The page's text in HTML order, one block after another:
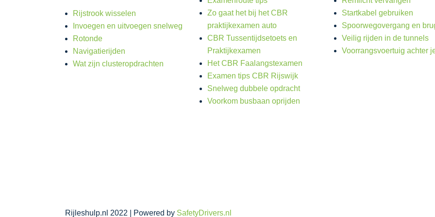
Rijstrook wisselen
Invoegen en uitvoegen snelweg
Rotonde
Navigatierijden
Wat zijn clusteropdrachten
Zo gaat het bij het CBR
praktijkexamen auto
CBR Tussentijdsetoets en
Praktijkexamen
Het CBR Faalangstexamen
Examen tips CBR Rijswijk
Snelweg dubbele opdracht
Voorkom busbaan oprijden
Startkabel gebruiken
Spoorwegovergang en
Veilig rijden in de tunnels
Voorrangsvoertuig achter
Rijleshulp.nl 2022 | Powered by SafetyDrivers.nl